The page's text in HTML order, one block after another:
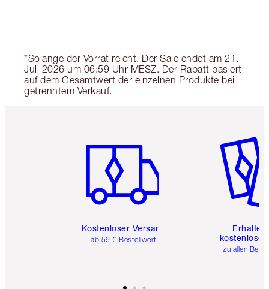
*Solange der Vorrat reicht. Der Sale endet am 21.
Juli 2026 um 06:59 Uhr MESZ. Der Rabatt basiert
auf dem Gesamtwert der einzelnen Produkte bei
getrenntem Verkauf.
Kostenloser Versand
ab 59 € Bestellwert
Erhalte
kostenlose
zu allen